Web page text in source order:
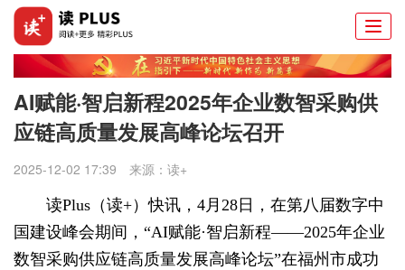
AI赋能·智启新程2025年企业数智采购供
应链高质量发展高峰论坛召开
2025-12-02 17:39 来源： 读+
读Plus（读+）快讯， 4月28日，在第八届数字中
国建设峰会期间，“AI赋能·智启新程——2025年企业
数智采购供应链高质量发展高峰论坛”在福州市成功